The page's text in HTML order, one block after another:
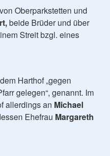
Oberparkstetten und
beide Brüder und über
Streit bzgl. eines
Harthof „gegen
gelegen“, genannt. Im
allerdings an Michael
Ehefrau Margareth